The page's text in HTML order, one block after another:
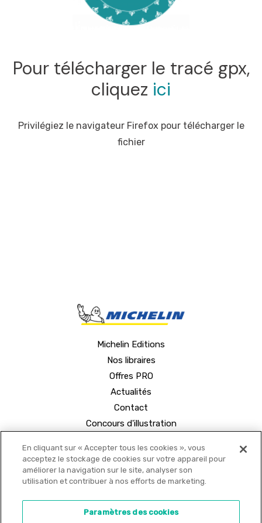
Pour télécharger le tracé gpx,
cliquez ici
Privilégiez le navigateur Firefox pour télécharger le
fichier
Michelin Editions
Nos libraires
Offres PRO
Actualités
Contact
Concours d'illustration
En cliquant sur « Accepter tous les cookies », vous
acceptez le stockage de cookies sur votre appareil pour
améliorer la navigation sur le site, analyser son
utilisation et contribuer à nos efforts de marketing.
Paramètres des cookies